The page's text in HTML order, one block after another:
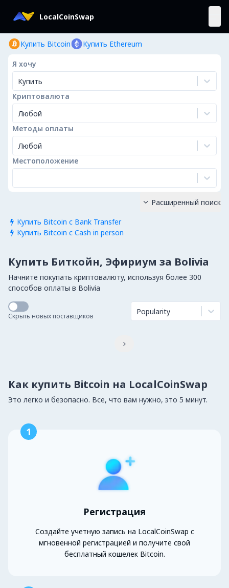
LocalCoinSwap
Купить Bitcoin Купить Ethereum
Я хочу
Купить
Криптовалюта
Любой
Методы оплаты
Любой
Местоположение
 Купить Bitcoin с Bank Transfer
 Купить Bitcoin с Cash in person
 Расширенный поиск
Купить Биткойн, Эфириум за Bolivia
Начните покупать криптовалюту, используя более 300
способов оплаты в Bolivia
Скрыть новых поставщиков Popularity

Как купить Bitcoin на LocalCoinSwap
Это легко и безопасно. Все, что вам нужно, это 5 минут.
1
Регистрация
Создайте учетную запись на LocalCoinSwap с
мгновенной регистрацией и получите свой
бесплатный кошелек Bitcoin.